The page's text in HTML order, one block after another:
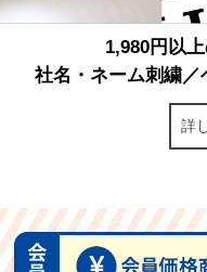
1,980円以
社名・ネーム刺繍
詳